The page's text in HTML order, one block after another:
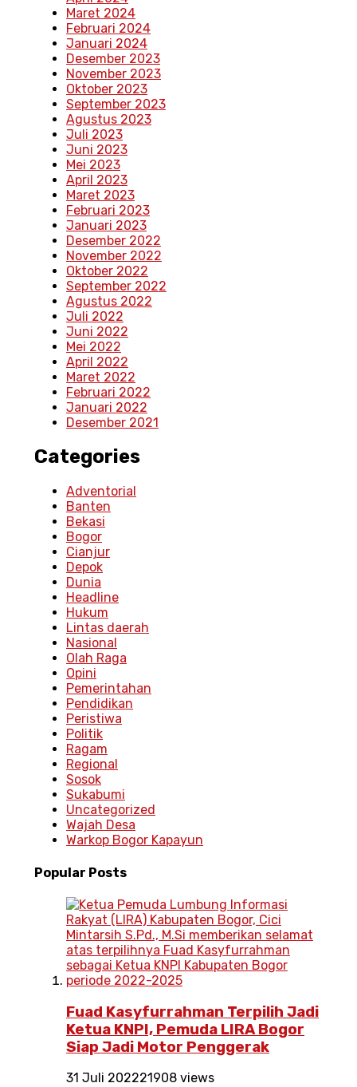
Maret 2024
Februari 2024
Januari 2024
Desember 2023
November 2023
Oktober 2023
September 2023
Agustus 2023
Juli 2023
Juni 2023
Mei 2023
April 2023
Maret 2023
Februari 2023
Januari 2023
Desember 2022
November 2022
Oktober 2022
September 2022
Agustus 2022
Juli 2022
Juni 2022
Mei 2022
April 2022
Maret 2022
Februari 2022
Januari 2022
Desember 2021
Categories
Adventorial
Banten
Bekasi
Bogor
Cianjur
Depok
Dunia
Headline
Hukum
Lintas daerah
Nasional
Olah Raga
Opini
Pemerintahan
Pendidikan
Peristiwa
Politik
Ragam
Regional
Sosok
Sukabumi
Uncategorized
Wajah Desa
Warkop Bogor Kapayun
Popular Posts
Fuad Kasyfurrahman Terpilih Jadi
Ketua KNPI, Pemuda LIRA Bogor
Siap Jadi Motor Penggerak
31 Juli 202221908 views